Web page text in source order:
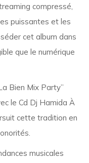
compressé,
puissantes et les
cet album dans
que le numérique
Bien Mix Party”
le Cd Dj Hamida À
cette tradition en
musicales